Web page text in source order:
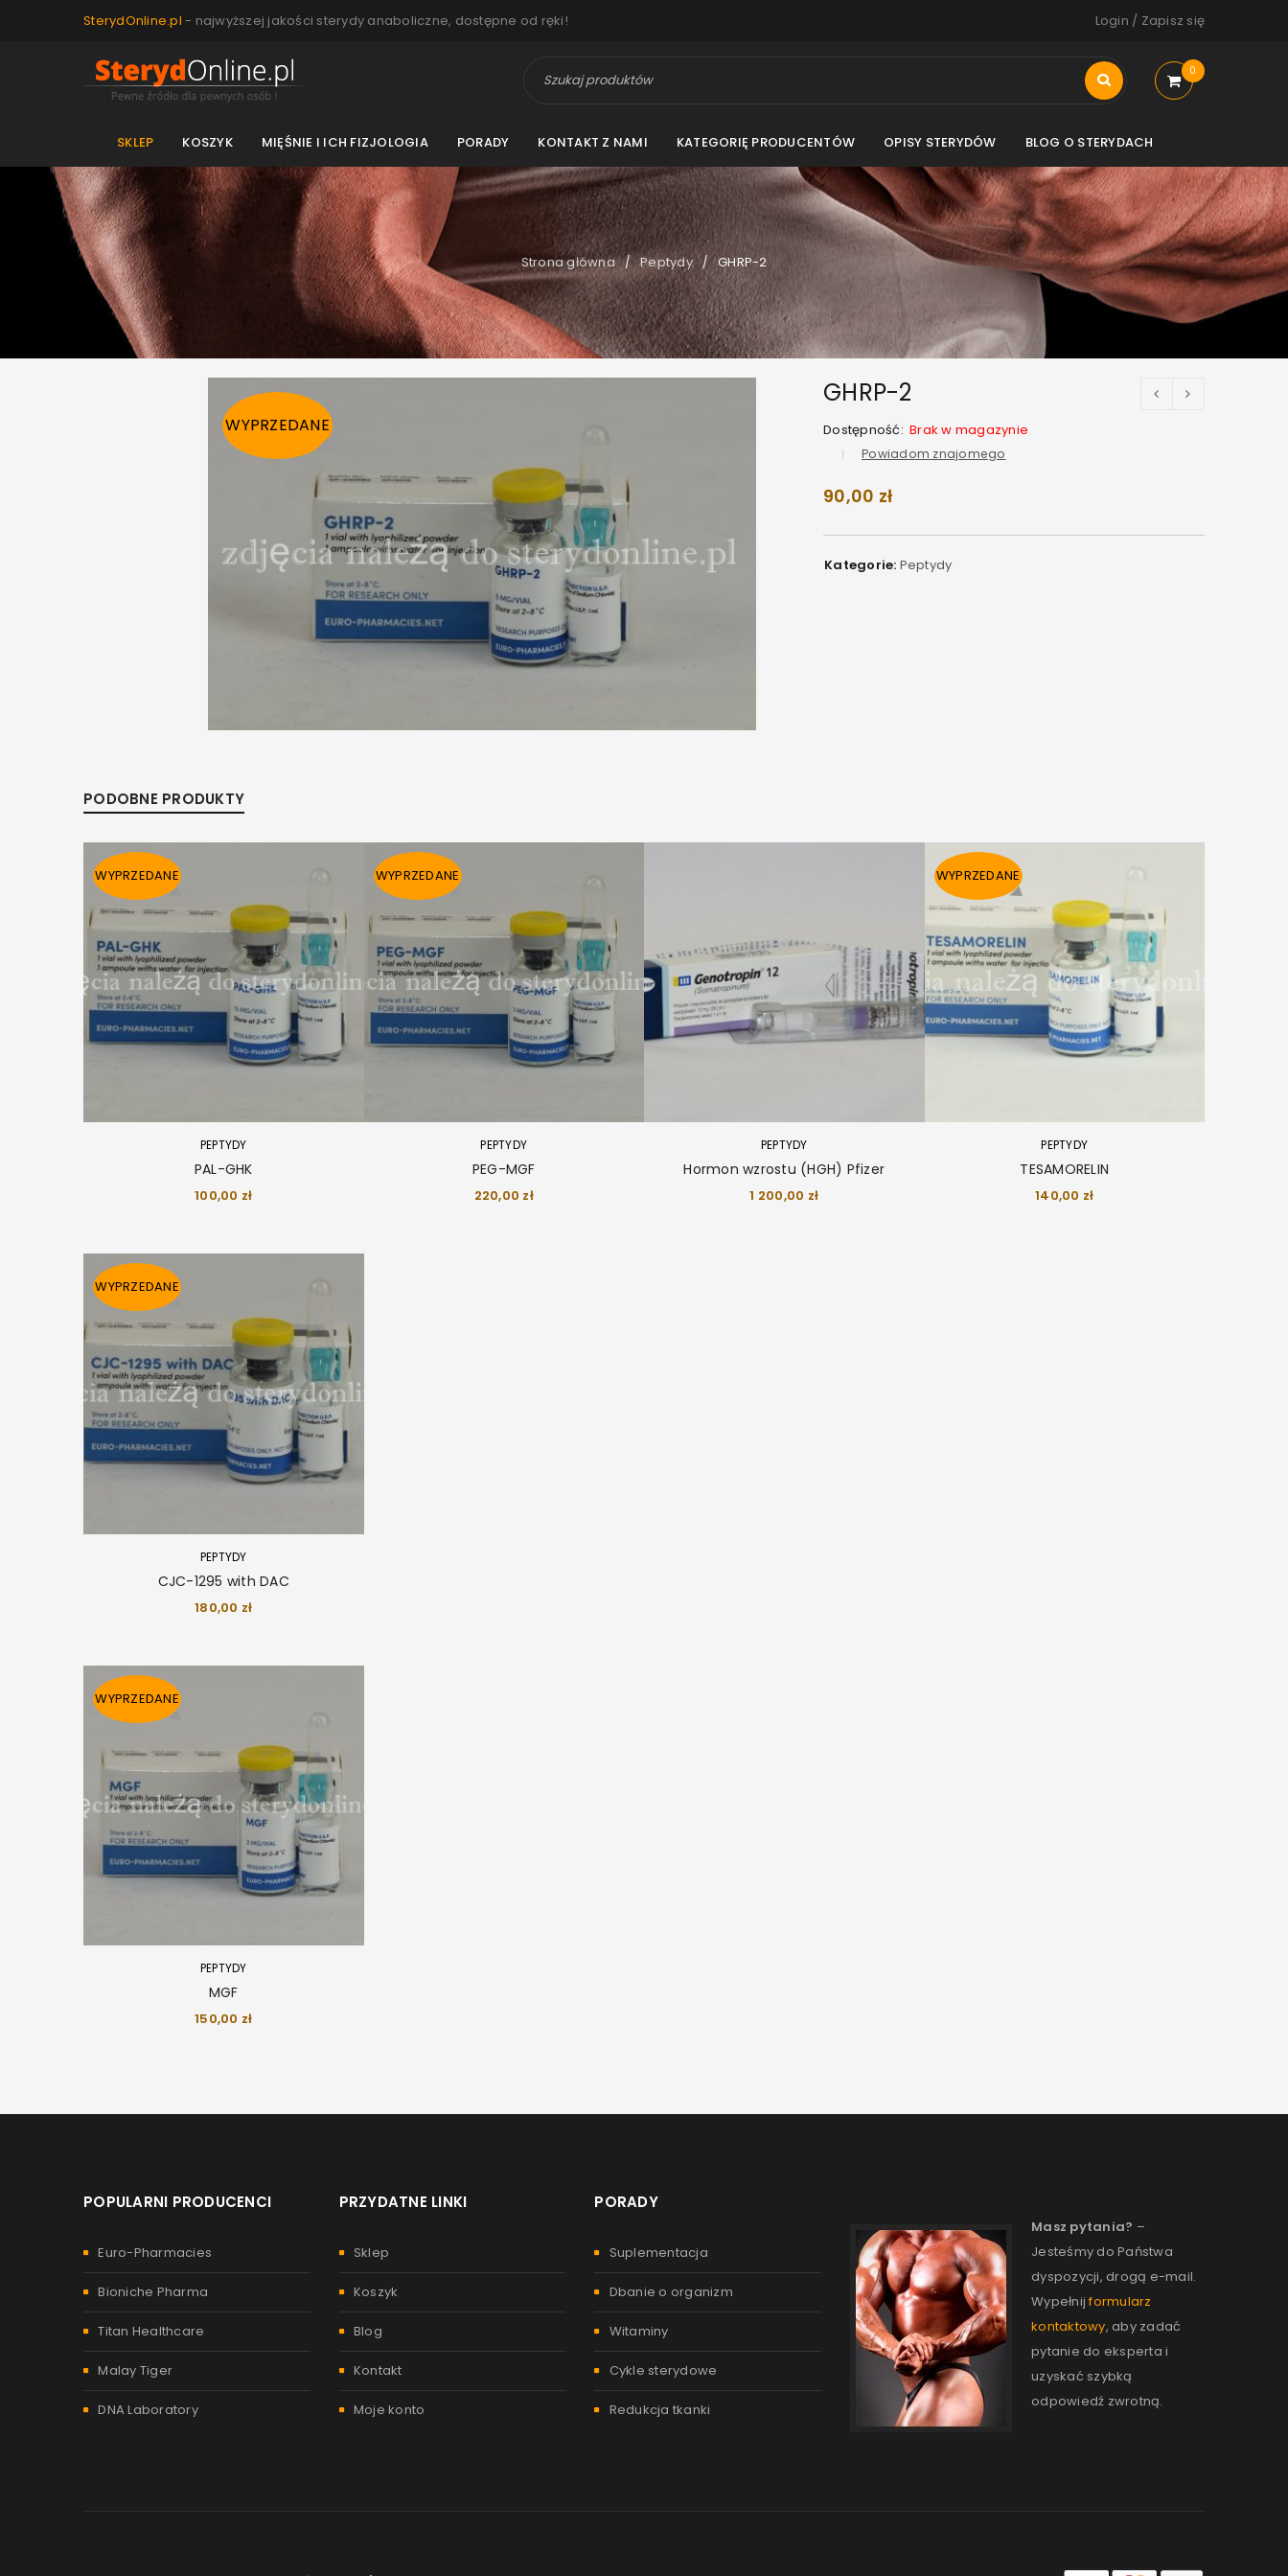
LOGOWANIE
SterydOnline.pl - najwyższej jakości sterydy anaboliczne, dostępne od ręki! Login / Zapisz się
0
SKLEP KOSZYK MIĘŚNIE I ICH FIZJOLOGIA PORADY KONTAKT Z NAMI KATEGORIĘ PRODUCENTÓW OPISY STERYDÓW BLOG O STERYDACH
Strona główna / Peptydy / GHRP-2
WYPRZEDANE
GHRP-2
Dostępność: Brak w magazynie
Powiadom znajomego
90,00 zł
Kategorie: Peptydy
PODOBNE PRODUKTY
WYPRZEDANE
PEPTYDY
PAL-GHK
100,00 zł
WYPRZEDANE
PEPTYDY
PEG-MGF
220,00 zł
PEPTYDY
Hormon wzrostu (HGH) Pfizer
1 200,00 zł
WYPRZEDANE
PEPTYDY
TESAMORELIN
140,00 zł
WYPRZEDANE
PEPTYDY
CJC-1295 with DAC
180,00 zł
WYPRZEDANE
PEPTYDY
MGF
150,00 zł
POPULARNI PRODUCENCI
Euro-Pharmacies
Bioniche Pharma
Titan Healthcare
Malay Tiger
DNA Laboratory
PRZYDATNE LINKI
Sklep
Koszyk
Blog
Kontakt
Moje konto
PORADY
Suplementacja
Dbanie o organizm
Witaminy
Cykle sterydowe
Redukcja tkanki
Masz pytania? –
Jesteśmy do Państwa
dyspozycji, drogą e-mail.
Wypełnijformularz
kontaktowy, aby zadać
pytanie do eksperta i
uzyskać szybką
odpowiedź zwrotną.